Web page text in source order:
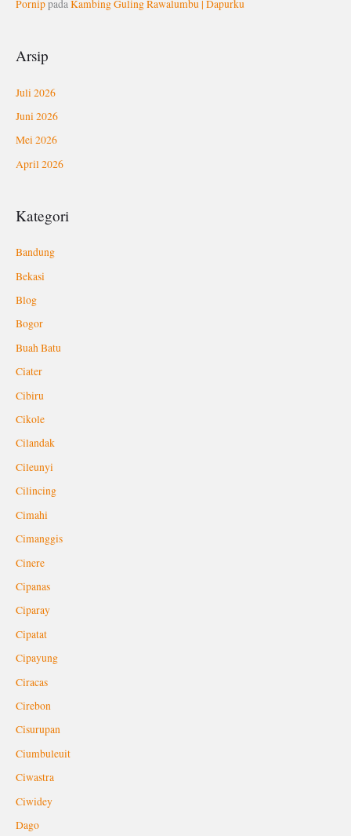
PornippadaKambing Guling Rawalumbu | Dapurku
Arsip
Juli 2026
Juni 2026
Mei 2026
April 2026
Kategori
Bandung
Bekasi
Blog
Bogor
Buah Batu
Ciater
Cibiru
Cikole
Cilandak
Cileunyi
Cilincing
Cimahi
Cimanggis
Cinere
Cipanas
Ciparay
Cipatat
Cipayung
Ciracas
Cirebon
Cisurupan
Ciumbuleuit
Ciwastra
Ciwidey
Dago